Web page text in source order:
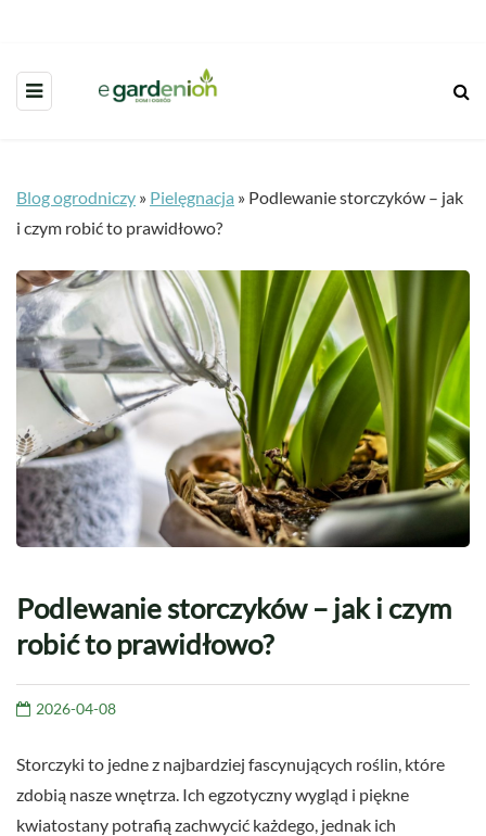
Blog ogrodniczy » Pielęgnacja » Podlewanie storczyków – jak
i czym robić to prawidłowo?
Podlewanie storczyków – jak i czym
robić to prawidłowo?
2026-04-08
Storczyki to jedne z najbardziej fascynujących roślin, które
zdobią nasze wnętrza. Ich egzotyczny wygląd i piękne
kwiatostany potrafią zachwycić każdego, jednak ich